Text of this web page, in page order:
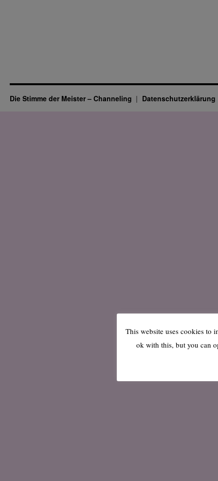
Die Stimme der Meister – Channeling Datenschutz­erklärung
This website uses cookies to
ok with this, but you can